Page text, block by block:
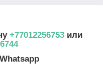
+77012256753 или